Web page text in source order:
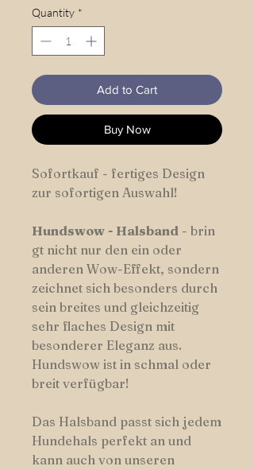
Quantity *
Add to Cart
Buy Now
Sofortkauf - fertiges Design
zur sofortigen Auswahl!
Hundswow - Halsband - brin
gt nicht nur den ein oder
anderen Wow-Effekt, sondern
zeichnet sich besonders durch
sein breites und gleichzeitig
sehr flaches Design mit
besonderer Eleganz aus.
Hundswow ist in schmal oder
breit verfügbar!
Das Halsband passt sich jedem
Hundehals perfekt an und
kann auch von unseren